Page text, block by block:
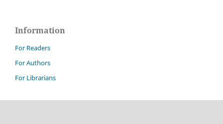
Information
For Readers
For Authors
For Librarians